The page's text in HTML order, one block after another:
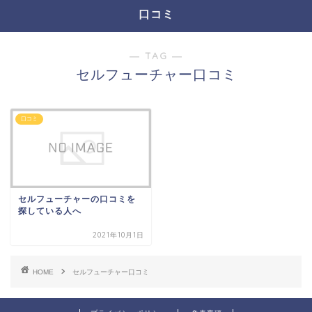
口コミ
― TAG ―
セルフューチャー口コミ
口コミ
セルフューチャーの口コミを
探している人へ
2021年10月1日
HOME セルフューチャー口コミ